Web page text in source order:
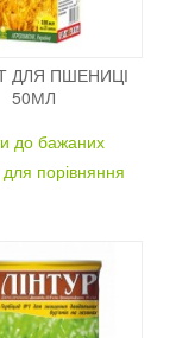
ДЛЯ ПШЕНИЦІ
50МЛ
до бажаних
порівняння